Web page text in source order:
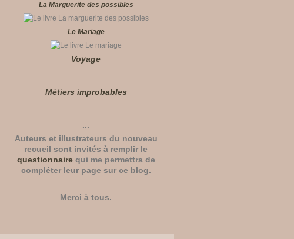
La Marguerite des possibles
Le Mariage
Voyage
Métiers improbables
...
Auteurs et illustrateurs du nouveau
recueil sont invités à remplir le
questionnairequi me permettra de
compléter leur page sur ce blog.
Merci à tous.